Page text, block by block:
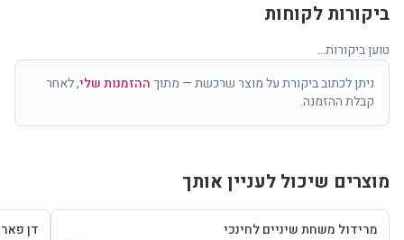
ביקורות לקוחות
טוען ביקורות...
ניתן לכתוב ביקורת על מוצר שרכשת — מתוךההזמנות שלי, לאחר
קבלת ההזמנה.
מוצרים שיכול לעניין אותך
מרידול משחת שיניים לחינכי דן